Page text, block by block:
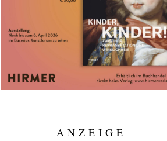
ANZEIGE